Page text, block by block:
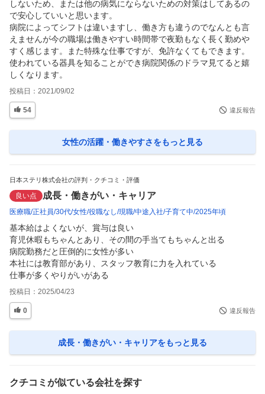
しないため、または他の病気にならないための対策はしてあるの
で安心していいと思います。
病院によってシフトは違いますし、働き方も違うのでなんとも言
えませんが今の職場は働きやすい時間帯で夜勤もなく長く勤めや
すく感じます。また特殊な仕事ですが、免許なくてもできます。
使われている器具を知ることができ病院関係のドラマ見てると嬉
しくなります。
投稿日： 2021/09/02
54 違反報告
女性の活躍・働きやすさをもっと見る
日本ステリ株式会社の評判・クチコミ・評価
良い点 成長・働きがい・キャリア
医療職 正社員 30代 女性 役職なし 現職 中途入社 子育て中 2025年頃
基本給はよくないが、賞与は良い
育児休暇もちゃんとあり、その間の手当てもちゃんと出る
病院勤務だと圧倒的に女性が多い
本社には教育部があり、スタッフ教育に力を入れている
仕事が多くやりがいがある
投稿日： 2025/04/23
0 違反報告
成長・働きがい・キャリアをもっと見る
クチコミが似ている会社を探す